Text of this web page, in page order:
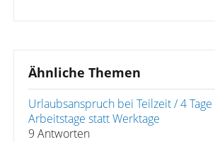
Ähnliche Themen
Urlaubsanspruch bei Teilzeit / 4
Arbeitstage statt Werktage
9 Antworten